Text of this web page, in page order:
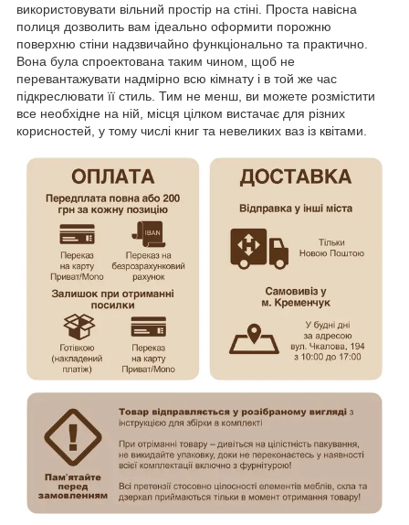
використовувати вільний простір на стіні. Проста навісна
полиця дозволить вам ідеально оформити порожню
поверхню стіни надзвичайно функціонально та практично.
Вона була спроектована таким чином, щоб не
перевантажувати надмірно всю кімнату і в той же час
підкреслювати її стиль. Тим не менш, ви можете розмістити
все необхідне на ній, місця цілком вистачає для різних
корисностей, у тому числі книг та невеликих ваз із квітами.